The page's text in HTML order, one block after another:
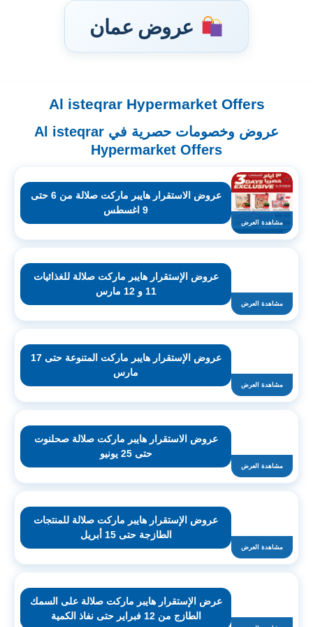
عروض عمان
Al isteqrar Hypermarket Offers
عروض وخصومات حصرية في Al isteqrar
Hypermarket Offers
مشاهدة العرض
عروض الاستقرار هايبر ماركت صلالة من 6 حتى
9 اغسطس
مشاهدة العرض
عروض الإستقرار هايبر ماركت صلالة للغذائيات
11 و 12 مارس
مشاهدة العرض
عروض الإستقرار هايبر ماركت المتنوعة حتى 17
مارس
مشاهدة العرض
عروض الاستقرار هايبر ماركت صلالة صحلنوت
حتى 25 يونيو
مشاهدة العرض
عروض الإستقرار هايبر ماركت صلالة للمنتجات
الطازجة حتى 15 أبريل
عرض الإستقرار هايبر ماركت صلالة على السمك
الطازج من 12 فبراير حتى نفاذ الكمية